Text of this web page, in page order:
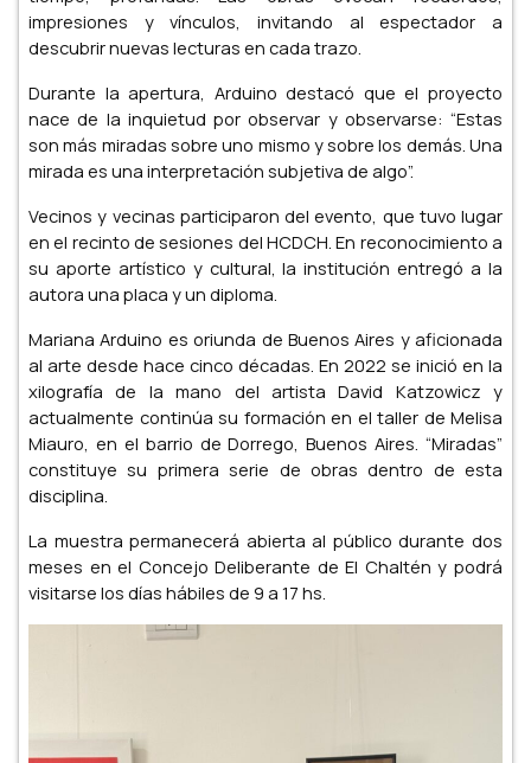
impresiones y vínculos, invitando al espectador a
descubrir nuevas lecturas en cada trazo.
Durante la apertura, Arduino destacó que el proyecto
nace de la inquietud por observar y observarse: “Estas
son más miradas sobre uno mismo y sobre los demás. Una
mirada es una interpretación subjetiva de algo”.
Vecinos y vecinas participaron del evento, que tuvo lugar
en el recinto de sesiones del HCDCH. En reconocimiento a
su aporte artístico y cultural, la institución entregó a la
autora una placa y un diploma.
Mariana Arduino es oriunda de Buenos Aires y aficionada
al arte desde hace cinco décadas. En 2022 se inició en la
xilografía de la mano del artista David Katzowicz y
actualmente continúa su formación en el taller de Melisa
Miauro, en el barrio de Dorrego, Buenos Aires. “Miradas”
constituye su primera serie de obras dentro de esta
disciplina.
La muestra permanecerá abierta al público durante dos
meses en el Concejo Deliberante de El Chaltén y podrá
visitarse los días hábiles de 9 a 17 hs.